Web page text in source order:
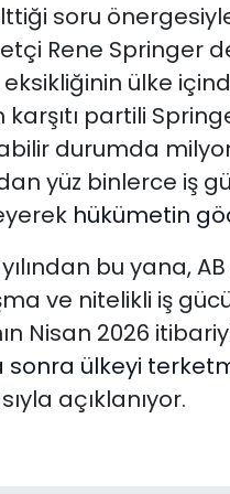
soru
Rene Springer
ülke
karşıtı partili
durumda
yüz binlerce iş
hükümetin
bu yana,
ve nitelikli iş
Nisan 2026
sonra ülkeyi
açıklanıyor.